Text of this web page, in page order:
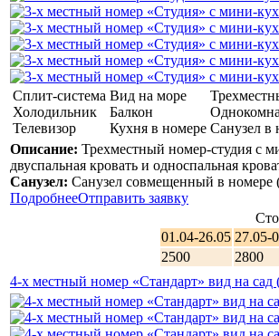
Сплит-система
Холодильник
Телевизор
Вид на море
Балкон
Кухня в номере Санузел в
Описание: Трехместный номер-студия с
двуспальная кровать и односпальная
Санузел: Санузел совмещенный в номере
ПодробнееОтправить заявку
01.04-26.05 27.05-
2500
2800
4-х местный номер «Стандарт» вид на